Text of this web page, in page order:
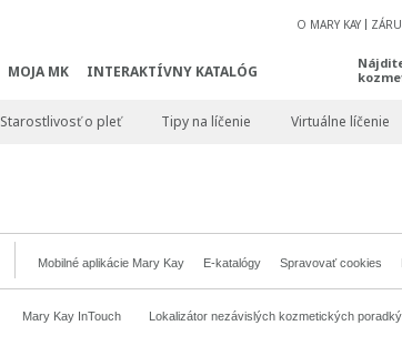
MOJA MK INTERAKTÍVNY KATALÓG
O MARY KAY
Starostlivosť o pleť Tipy na líčenie Virtuálne líčenie
Mobilné aplikácie Mary Kay E-katalógy Spravovať cookies
Mary Kay InTouch Lokalizátor nezávislých kozmetických